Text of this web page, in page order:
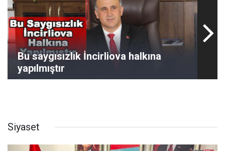
Bu saygısızlık İncirliova halkına
yapılmıştır
Siyaset